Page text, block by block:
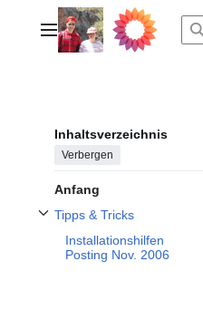
springenHauptmenü
Inhaltsverzeichnis
Verbergen
Anfang
Tipps & Tricks
Unterabschnitt Tipps & Tricks
Installationshilfen
Posting Nov. 2006